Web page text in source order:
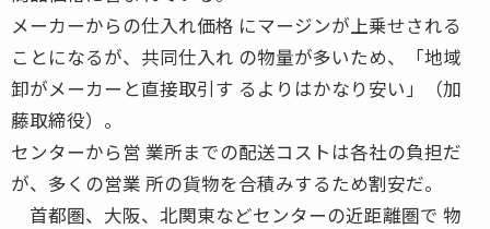
メーカーからの仕入れ価格 にマージンが上乗せされる
ことになるが、共同仕入れ の物量が多いため、「地域
卸がメーカーと直接取引す るよりはかなり安い」（加
藤取締役）。
センターから営 業所までの配送コストは各社の負担だ
が、多くの営業 所の貨物を合積みするため割安だ。
首都圏、大阪、北関東などセンターの近距離圏で 物